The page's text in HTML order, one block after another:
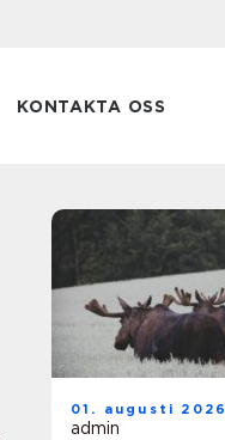
KONTAKTA OSS
01. augusti 2026
admin